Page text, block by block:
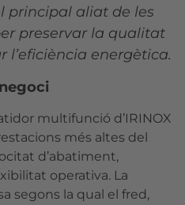
principal aliat de les
preservar la qualitat
energètica.
multifunció d’IRINOX
més altes del
d’abatiment,
operativa. La
segons la qual el fred,